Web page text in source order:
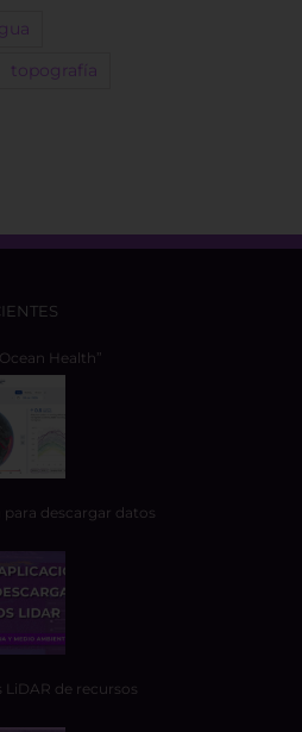
topografía
Health”
para descargar datos
LiDAR de recursos